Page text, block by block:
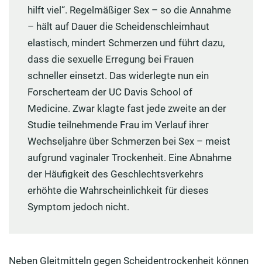
hilft viel“. Regelmäßiger Sex – so die Annahme
– hält auf Dauer die Scheidenschleimhaut
elastisch, mindert Schmerzen und führt dazu,
dass die sexuelle Erregung bei Frauen
schneller einsetzt. Das widerlegte nun ein
Forscherteam der UC Davis School of
Medicine. Zwar klagte fast jede zweite an der
Studie teilnehmende Frau im Verlauf ihrer
Wechseljahre über Schmerzen bei Sex – meist
aufgrund vaginaler Trockenheit. Eine Abnahme
der Häufigkeit des Geschlechtsverkehrs
erhöhte die Wahrscheinlichkeit für dieses
Symptom jedoch nicht.
Neben Gleitmitteln gegen Scheidentrockenheit können